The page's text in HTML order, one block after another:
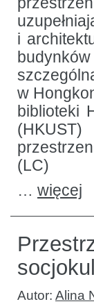
i
w
biblioteki
(LC)
… więcej
Autor: Alina